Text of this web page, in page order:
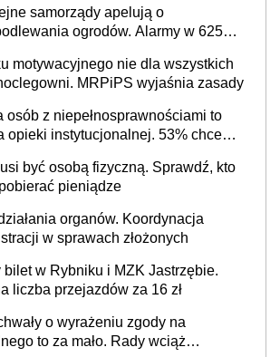
samorządy apelują o
ogrodów. Alarmy w 625
motywacyjnego nie dla wszystkich
MRPiPS wyjaśnia zasady
osób z niepełnosprawnościami to
opieki instytucjonalnej. 53% chce
być osobą fizyczną. Sprawdź, kto
pieniądze
organów. Koordynacja
w sprawach złożonych
bilet w Rybniku i MZK Jastrzębie.
liczba przejazdów za 16 zł
o wyrażeniu zgody na
to za mało. Rady wciąż